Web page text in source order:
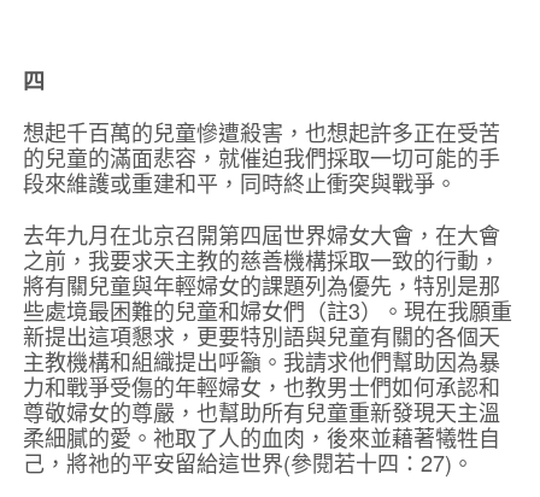
四
想起千百萬的兒童慘遭殺害，也想起許多正在受苦
的兒童的滿面悲容，就催迫我們採取一切可能的手
段來維護或重建和平，同時終止衝突與戰爭。
去年九月在北京召開第四屆世界婦女大會，在大會
之前，我要求天主教的慈善機構採取一致的行動，
將有關兒童與年輕婦女的課題列為優先，特別是那
些處境最困難的兒童和婦女們（註3）。現在我願重
新提出這項懇求，更要特別語與兒童有關的各個天
主教機構和組織提出呼籲。我請求他們幫助因為暴
力和戰爭受傷的年輕婦女，也教男士們如何承認和
尊敬婦女的尊嚴，也幫助所有兒童重新發現天主溫
柔細膩的愛。祂取了人的血肉，後來並藉著犧牲自
己，將祂的平安留給這世界(參閱若十四：27)。